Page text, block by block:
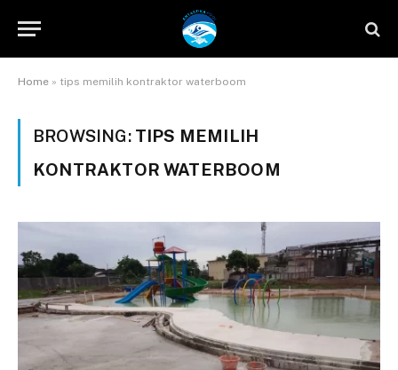
Home » tips memilih kontraktor waterboom
BROWSING: TIPS MEMILIH
KONTRAKTOR WATERBOOM